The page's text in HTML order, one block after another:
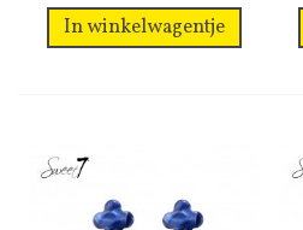
In winkelwagentje